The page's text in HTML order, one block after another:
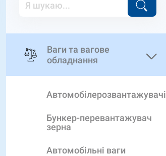
Ваги та вагове
обладнання
Автомобілерозвантажувачі
Бункер-перевантажувач
зерна
Автомобільні ваги